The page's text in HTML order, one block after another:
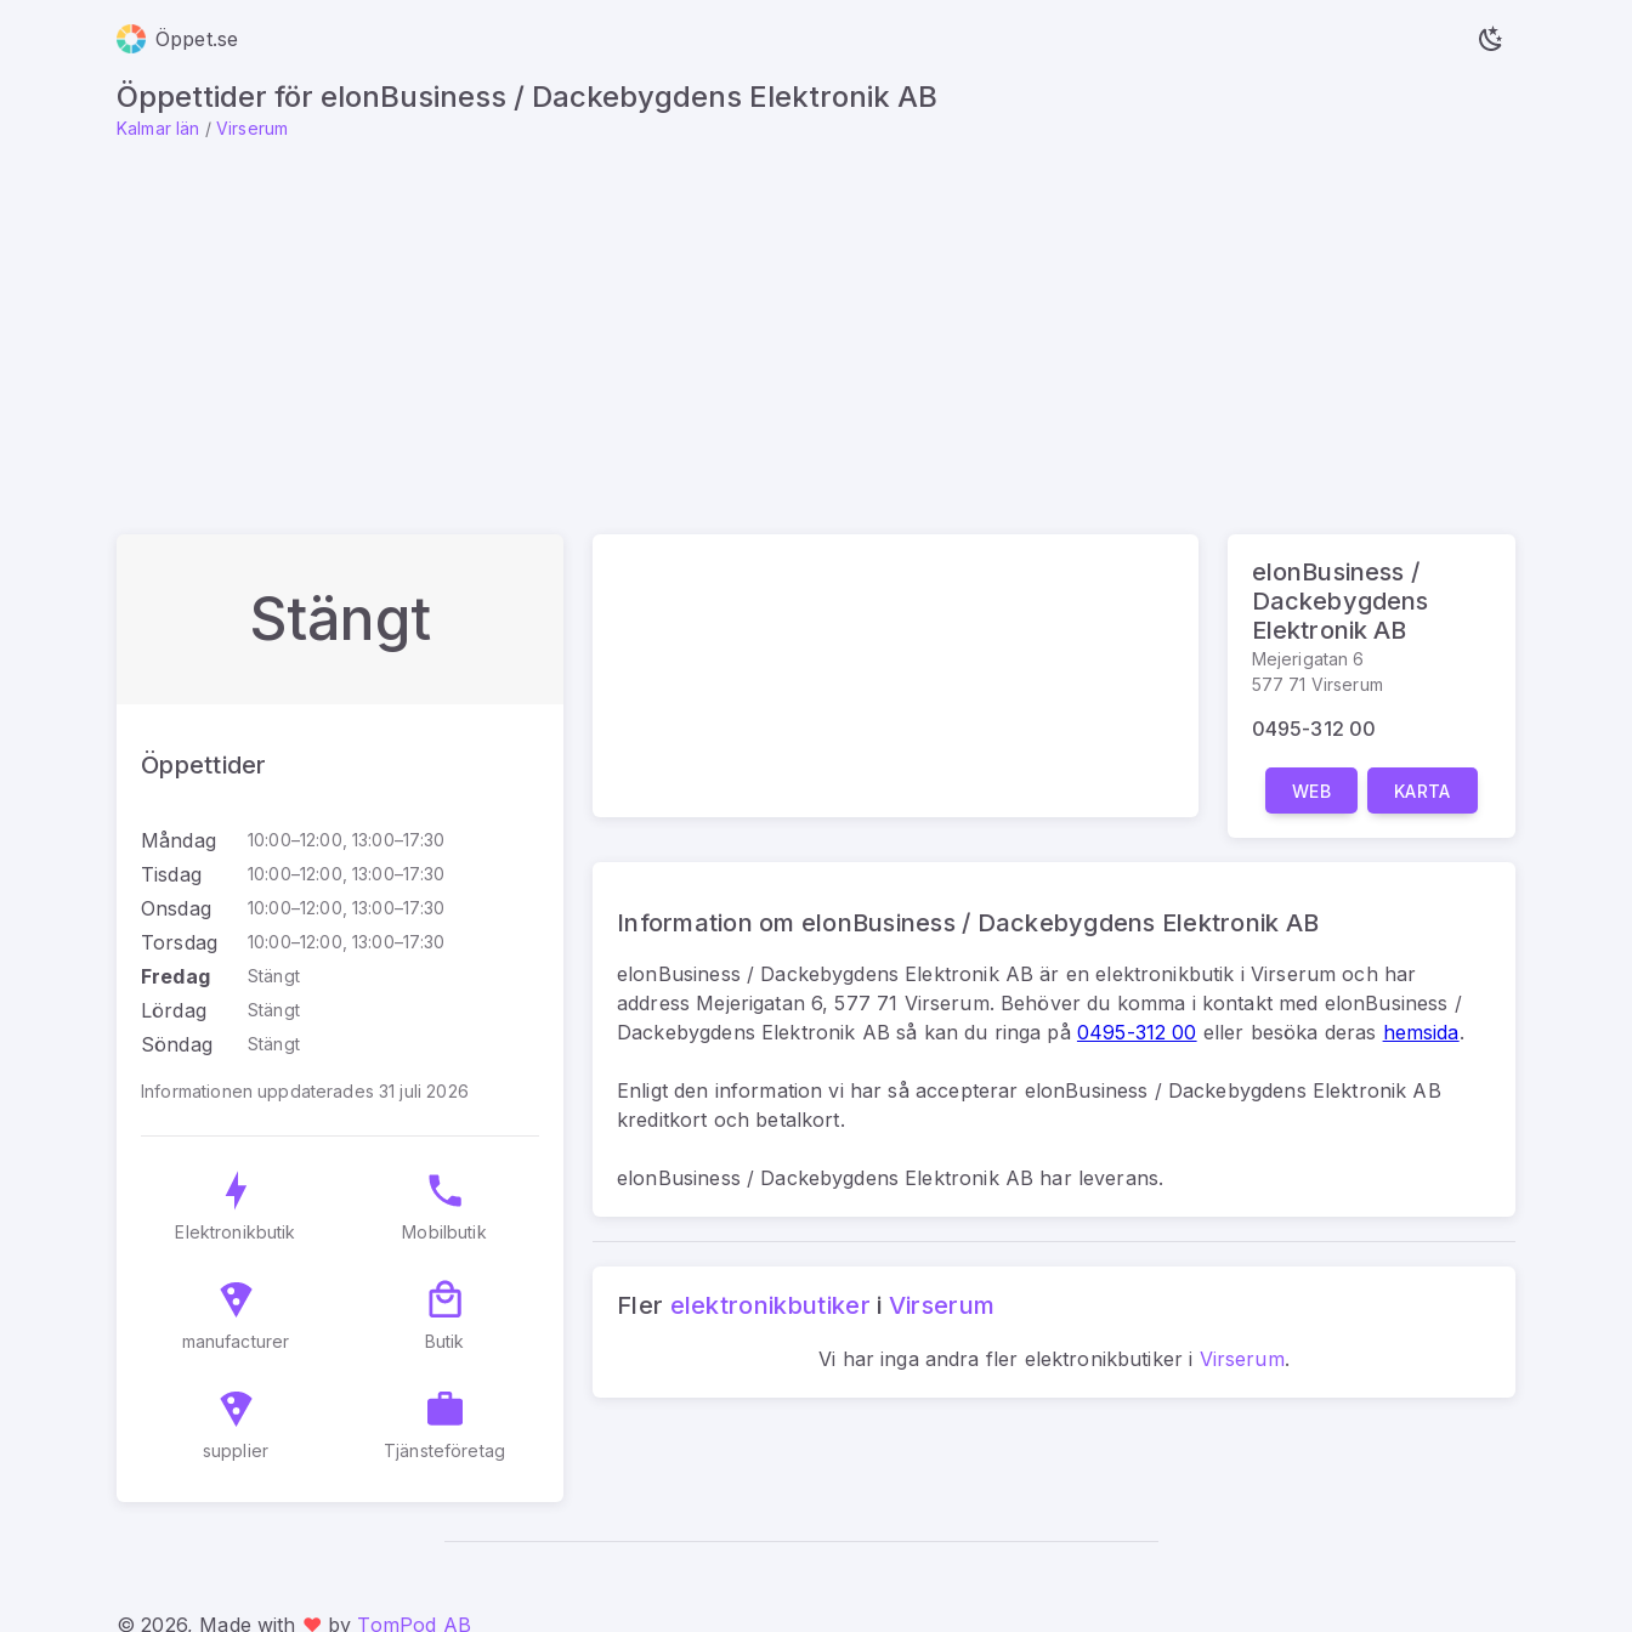
Öppet.se
Öppettider för elonBusiness / Dackebygdens Elektronik AB
Kalmar län / Virserum
Stängt
Öppettider
Måndag 10:00–12:00, 13:00–17:30
Tisdag 10:00–12:00, 13:00–17:30
Onsdag 10:00–12:00, 13:00–17:30
Torsdag 10:00–12:00, 13:00–17:30
Fredag Stängt
Lördag Stängt
Söndag Stängt
Informationen uppdaterades 31 juli 2026
Elektronikbutik Mobilbutik
manufacturer Butik
supplier Tjänsteföretag
elonBusiness /
Dackebygdens
Elektronik AB
Mejerigatan 6
577 71 Virserum
0495-312 00
WEB KARTA
Information om elonBusiness / Dackebygdens Elektronik AB
elonBusiness / Dackebygdens Elektronik AB är en elektronikbutik i Virserum och har
address Mejerigatan 6, 577 71 Virserum. Behöver du komma i kontakt med elonBusiness /
Dackebygdens Elektronik AB så kan du ringa på 0495-312 00 eller besöka deras hemsida.
Enligt den information vi har så accepterar elonBusiness / Dackebygdens Elektronik AB
kreditkort och betalkort.
elonBusiness / Dackebygdens Elektronik AB har leverans.
Fler elektronikbutiker i Virserum
Vi har inga andra fler elektronikbutiker i Virserum.
© 2026, Made with ❤️ by TomPod AB